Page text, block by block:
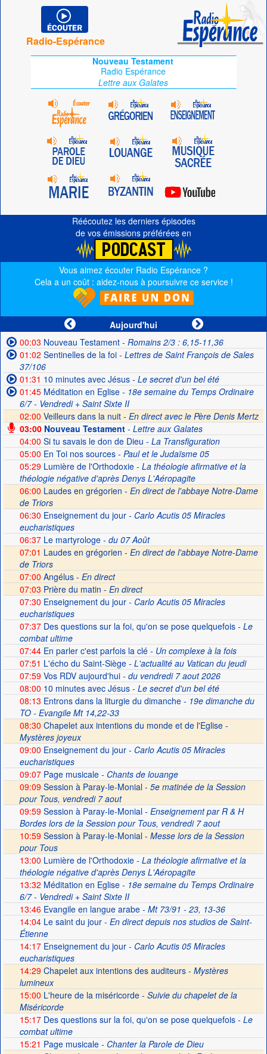
Radio-Espérance
Nouveau Testament
Radio Espérance
Lettre aux Galates
Réécoutez les derniers épisodes
de vos émissions préférées en
Vous aimez écouter Radio Espérance ?
Cela a un coût : aidez-nous à poursuivre ce service !
Aujourd'hui
00:03 Nouveau Testament- Romains 2/3 : 6,15-11,36
01:02 Sentinelles de la foi- Lettres de Saint François de Sales
37/106
01:31 10 minutes avec Jésus- Le secret d'un bel été
01:45Méditation en Eglise- 18e semaine du Temps Ordinaire
6/7 - Vendredi + Saint Sixte II
02:00 Veilleurs dans la nuit - En direct avec le Père Denis Mertz
03:00Nouveau Testament- Lettre aux Galates
04:00 Si tu savais le don de Dieu - La Transfiguration
05:00 En Toi nos sources- Paul et le Judaïsme 05
05:29Lumière de l'Orthodoxie- La théologie afirmative et la
théologie négative d'après Denys L'Aéropagite
06:00 Laudes en grégorien - En direct de l'abbaye Notre-Dame
de Triors
06:30 Enseignement du jour- Carlo Acutis 05 Miracles
eucharistiques
06:37Le martyrologe- du 07 Août
07:01 Laudes en grégorien - En direct de l'abbaye Notre-Dame
de Triors
07:00 Angélus - En direct
07:03 Prière du matin - En direct
07:30 Enseignement du jour- Carlo Acutis 05 Miracles
eucharistiques
07:37Des questions sur la foi, qu'on se pose quelquefois- Le
combat ultime
07:44En parler c'est parfois la clé- Un complexe à la fois
07:51 L'écho du Saint-Siège- L'actualité au Vatican du jeudi
07:59Vos RDV aujourd'hui- du vendredi 7 aout 2026
08:00 10 minutes avec Jésus- Le secret d'un bel été
08:13 Entrons dans la liturgie du dimanche- 19e dimanche du
TO - Evangile Mt 14,22-33
08:30 Chapelet aux intentions du monde et de l'Eglise -
Mystères joyeux
09:00 Enseignement du jour- Carlo Acutis 05 Miracles
eucharistiques
09:07Page musicale- Chants de louange
09:09 Session à Paray-le-Monial - 5e matinée de la Session
pour Tous, vendredi 7 aout
09:59Session à Paray-le-Monial- Enseignement par R & H
Bordes lors de la Session pour Tous, vendredi 7 aout
10:59 Session à Paray-le-Monial - Messe lors de la Session
pour Tous
13:00 Lumière de l'Orthodoxie- La théologie afirmative et la
théologie négative d'après Denys L'Aéropagite
13:32 Méditation en Eglise- 18e semaine du Temps Ordinaire
6/7 - Vendredi + Saint Sixte II
13:46Evangile en langue arabe- Mt 73/91 - 23, 13-36
14:04Le saint du jour- En direct depuis nos studios de Saint-
Étienne
14:17Enseignement du jour- Carlo Acutis 05 Miracles
eucharistiques
14:29 Chapelet aux intentions des auditeurs - Mystères
lumineux
15:00 L'heure de la miséricorde - Suivie du chapelet de la
Miséricorde
15:17Des questions sur la foi, qu'on se pose quelquefois- Le
combat ultime
15:21 Page musicale- Chanter la Parole de Dieu